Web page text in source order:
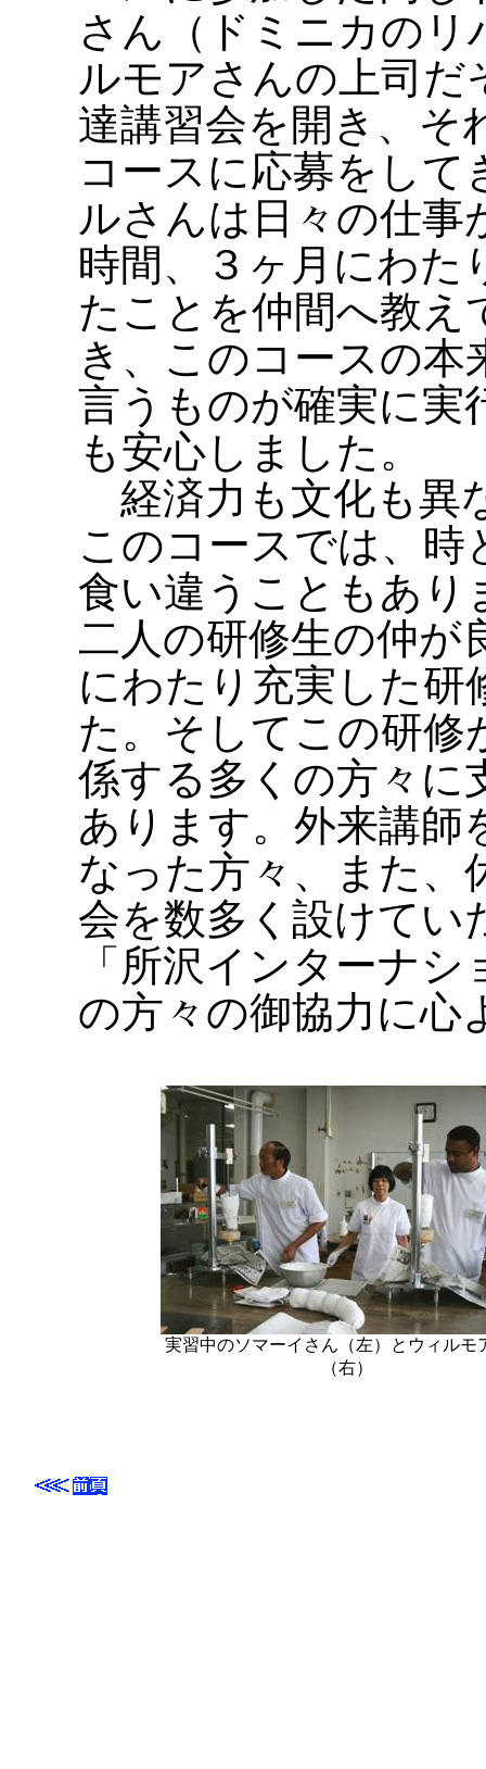
さん（ドミニカの
ルモアさんの上司だ
達講習会を開き、そ
コースに応募をし
ルさんは日々の仕事
時間、３ヶ月にわた
たことを仲間へ教え
き、このコースの本
言うものが確実に実
も安心しました。
経済力も文化も異
このコースでは、時
食い違うこともあり
二人の研修生の仲が
にわたり充実した研
た。そしてこの研修
係する多くの方々に
あります。外来講師
なった方々、また、
会を数多く設けてい
「所沢インターナ
の方々の御協力に心
実習中のソマーイさん（左）とウィルモ
（右）